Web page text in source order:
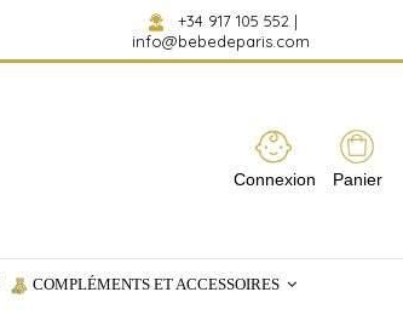
+34 917 105 552 |
info@bebedeparis.com
Connexion Panier
COMPLÉMENTS ET ACCESSOIRES